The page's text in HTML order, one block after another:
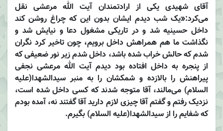
آقای شهیدی یکی از ارادتمندان آیت الله مرعشی نقل
می‌کرد:«یک شب دیدم ایشان بدون این که چراغ روشن کند
داخل حسینیه شد و در تاریکی مشغول دعا و نیایش شد و
نگذاشت ما هم همراهش داخل برویم، چون تاخیر کرد نگران
شدم که حالش خراب شده باشد، داخل شدم زیر نور ضعیفی که
از پنجره به داخل افتاده بود دیدم آیت الله مرعشی نجفی
پیراهنش را بالازده و شمکشان را به منبر سید‌الشهدا‌(علیه
السلام) می‌مالند، آقا متوجه شدند که کسی داخل شده است،
نزدیک رفتم و گفتم آقا چیزی لازم دارید آقا گفتند نه، آمده بودم
که شفایم را از سید‌الشهدا‌(علیه السلام) بگیرم.